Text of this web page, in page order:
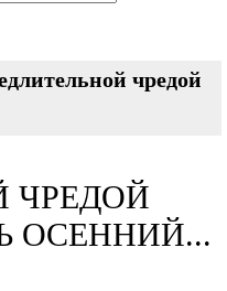
чредой
ЧРЕДОЙ
ОСЕННИЙ...